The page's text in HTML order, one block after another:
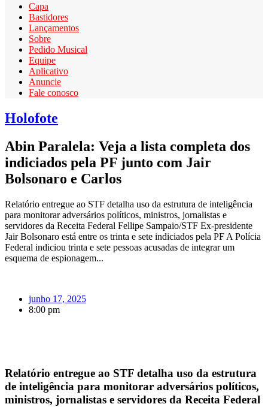
Capa
Bastidores
Lançamentos
Sobre
Pedido Musical
Equipe
Aplicativo
Anuncie
Fale conosco
Holofote
Abin Paralela: Veja a lista completa dos
indiciados pela PF junto com Jair
Bolsonaro e Carlos
Relatório entregue ao STF detalha uso da estrutura de inteligência
para monitorar adversários políticos, ministros, jornalistas e
servidores da Receita Federal Fellipe Sampaio/STF Ex-presidente
Jair Bolsonaro está entre os trinta e sete indiciados pela PF A Polícia
Federal indiciou trinta e sete pessoas acusadas de integrar um
esquema de espionagem...
junho 17, 2025
8:00 pm
Relatório entregue ao STF detalha uso da estrutura
de inteligência para monitorar adversários políticos,
ministros, jornalistas e servidores da Receita Federal